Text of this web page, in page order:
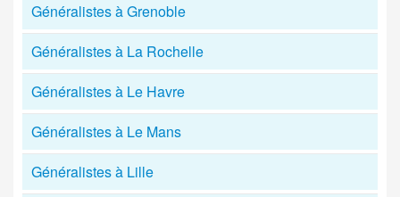
Généralistes à Grenoble
Généralistes à La Rochelle
Généralistes à Le Havre
Généralistes à Le Mans
Généralistes à Lille